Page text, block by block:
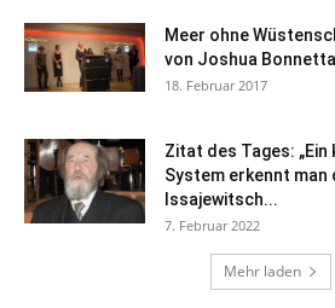
Meer ohne
von Joshua
18. Februar 2017
Zitat des Tages:
System erkennt man
Issajewitsch...
7. Februar 2022
Mehr laden